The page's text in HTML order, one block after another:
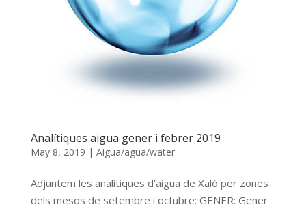
Analítiques aigua gener i febrer 2019
May 8, 2019 | Aigua/agua/water
Adjuntem les analítiques d’aigua de Xaló per zones
dels mesos de setembre i octubre: GENER: Gener